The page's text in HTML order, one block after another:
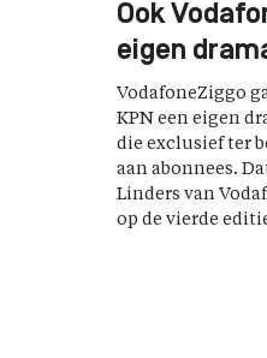
Ook
eigen
VodafoneZiggo
KPN een eigen
die exclusief ter
aan abonnees.
Linders van
op de vierde